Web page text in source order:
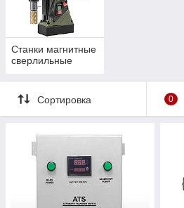
Станки магнитные
сверлильные
Сортировка 0